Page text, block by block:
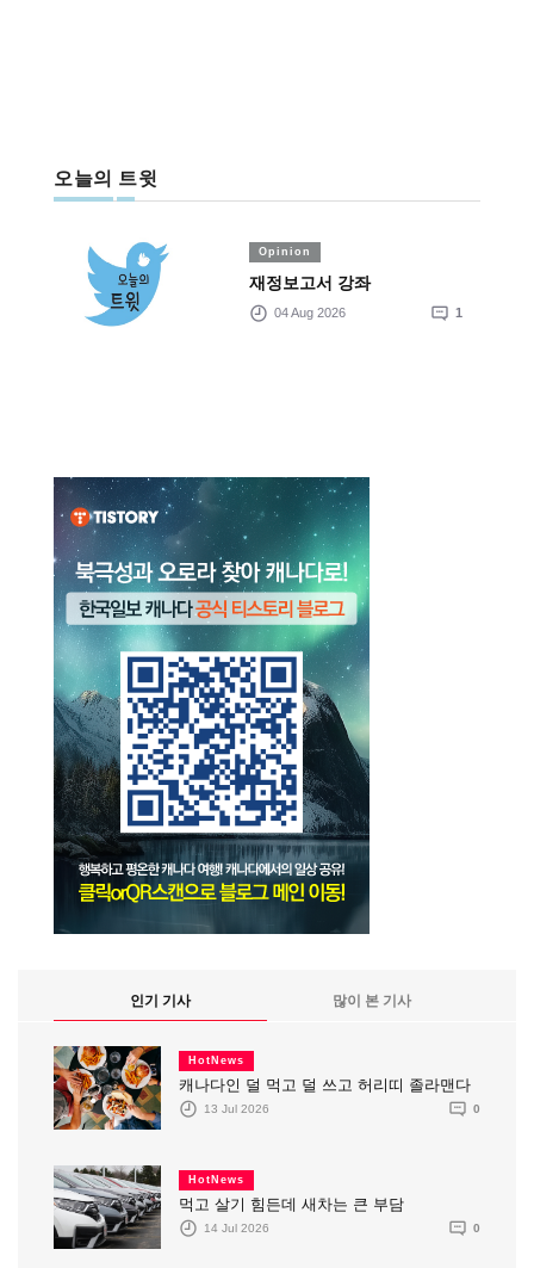
오늘의 트윗
Opinion
재정보고서 강좌
04 Aug 2026 1
인기 기사 많이 본 기사
HotNews
캐나다인 덜 먹고 덜 쓰고 허리띠 졸라맨다
13 Jul 2026 0
HotNews
먹고 살기 힘든데 새차는 큰 부담
14 Jul 2026 0